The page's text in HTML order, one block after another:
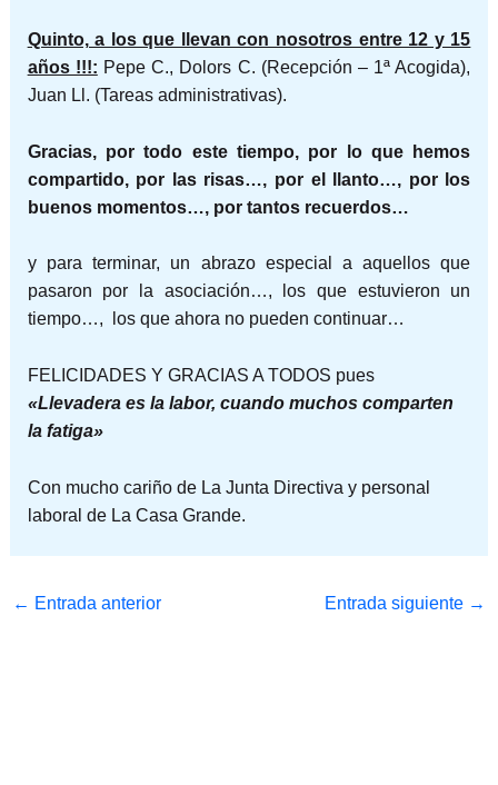
Quinto, a los que llevan con nosotros entre 12 y 15
años !!!: Pepe C., Dolors C. (Recepción – 1ª Acogida),
Juan Ll. (Tareas administrativas).
Gracias, por todo este tiempo, por lo que hemos
compartido, por las risas…, por el llanto…, por los
buenos momentos…, por tantos recuerdos…
y para terminar, un abrazo especial a aquellos que
pasaron por la asociación…, los que estuvieron un
tiempo…, los que ahora no pueden continuar…
FELICIDADES Y GRACIAS A TODOS pues
«Llevadera es la labor, cuando muchos comparten
la fatiga»
Con mucho cariño de La Junta Directiva y personal
laboral de La Casa Grande.
← Entrada anterior Entrada siguiente →